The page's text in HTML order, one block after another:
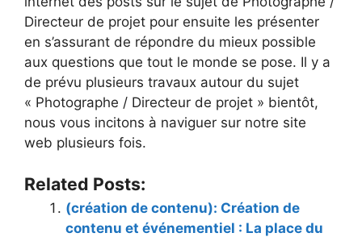
Directeur de projet pour ensuite les présenter
en s’assurant de répondre du mieux possible
aux questions que tout le monde se pose. Il y a
de prévu plusieurs travaux autour du sujet
« Photographe / Directeur de projet » bientôt,
nous vous incitons à naviguer sur notre site
web plusieurs fois.
Related Posts:
(création de contenu): Création de
contenu et événementiel : La place du